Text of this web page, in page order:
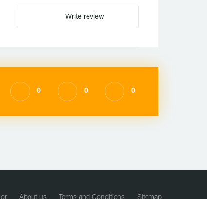
Write review
0 0 0
About us Terms and Conditions Sitemap